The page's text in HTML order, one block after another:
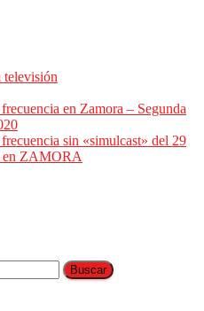
televisión
en Zamora – Segunda
sin «simulcast» del 29
en ZAMORA